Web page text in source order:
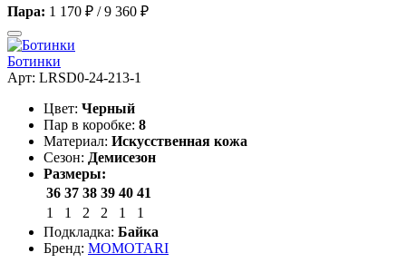
Пара: 1 170 ₽ /9 360 ₽
Ботинки
Арт: LRSD0-24-213-1
Цвет: Черный
Пар в коробке: 8
Материал: Искусственная кожа
Сезон: Демисезон
Размеры:
36 37 38 39 40 41
1
1 2 2 1
1
Подкладка: Байка
Бренд: MOMOTARI